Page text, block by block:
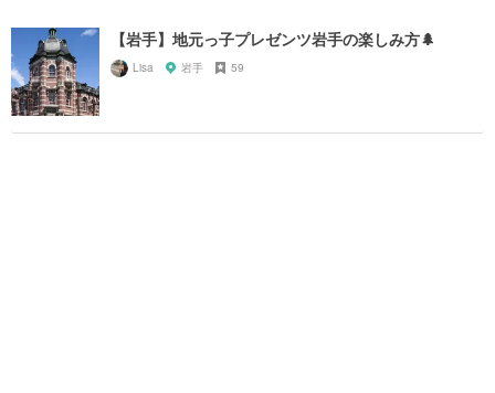
【岩手】地元っ子プレゼンツ岩手の楽しみ方🌲
Lisa 岩手 59